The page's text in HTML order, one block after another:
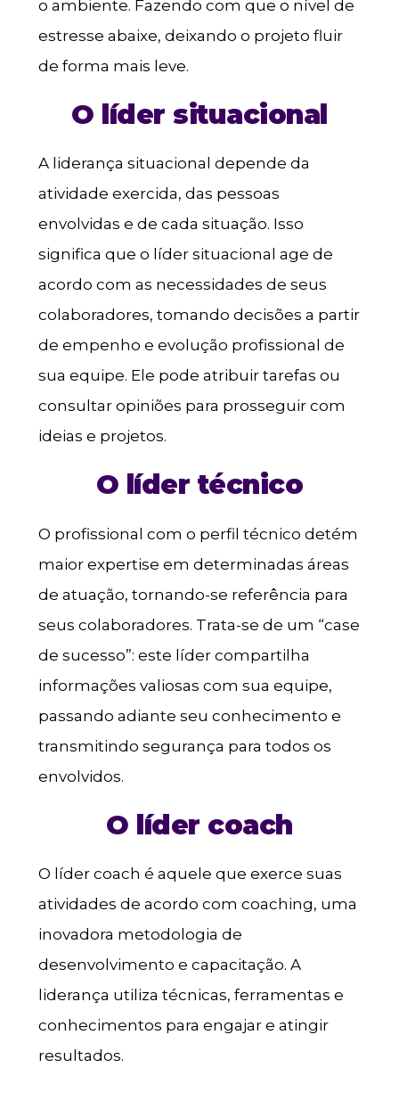
o ambiente. Fazendo com que o nível de
estresse abaixe, deixando o projeto fluir
de forma mais leve.
O líder situacional
A liderança situacional depende da
atividade exercida, das pessoas
envolvidas e de cada situação. Isso
significa que o líder situacional age de
acordo com as necessidades de seus
colaboradores, tomando decisões a partir
de empenho e evolução profissional de
sua equipe. Ele pode atribuir tarefas ou
consultar opiniões para prosseguir com
ideias e projetos.
O líder técnico
O profissional com o perfil técnico detém
maior expertise em determinadas áreas
de atuação, tornando-se referência para
seus colaboradores. Trata-se de um “case
de sucesso”: este líder compartilha
informações valiosas com sua equipe,
passando adiante seu conhecimento e
transmitindo segurança para todos os
envolvidos.
O líder coach
O líder coach é aquele que exerce suas
atividades de acordo com coaching, uma
inovadora metodologia de
desenvolvimento e capacitação. A
liderança utiliza técnicas, ferramentas e
conhecimentos para engajar e atingir
resultados.